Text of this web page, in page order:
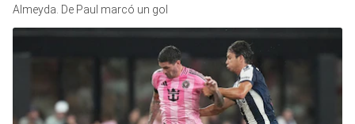
Almeyda. De Paul marcó un gol